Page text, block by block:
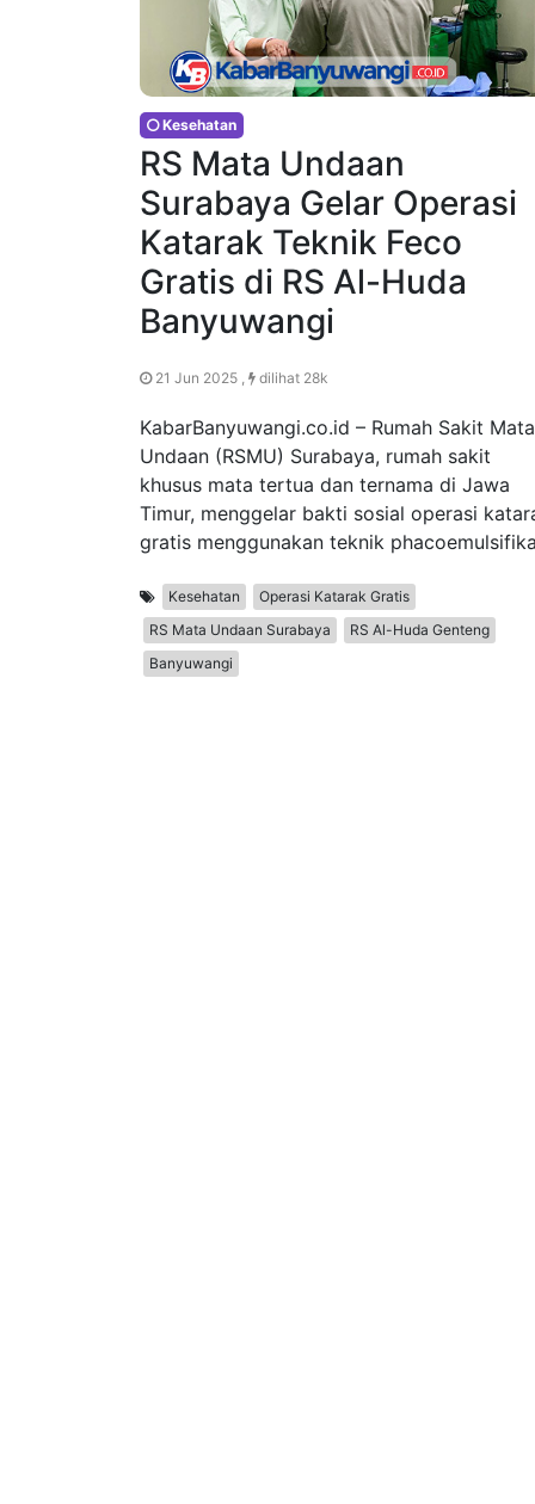
Kesehatan
RS Mata Undaan
Surabaya Gelar Operasi
Katarak Teknik Feco
Gratis di RS Al-Huda
Banyuwangi
21 Jun 2025 , dilihat 28k
KabarBanyuwangi.co.id – Rumah Sakit Mata
Undaan (RSMU) Surabaya, rumah sakit
khusus mata tertua dan ternama di Jawa
Timur, menggelar bakti sosial operasi
gratis menggunakan teknik
Kesehatan
Operasi Katarak Gratis
RS Mata Undaan Surabaya
RS Al-Huda Genteng
Banyuwangi